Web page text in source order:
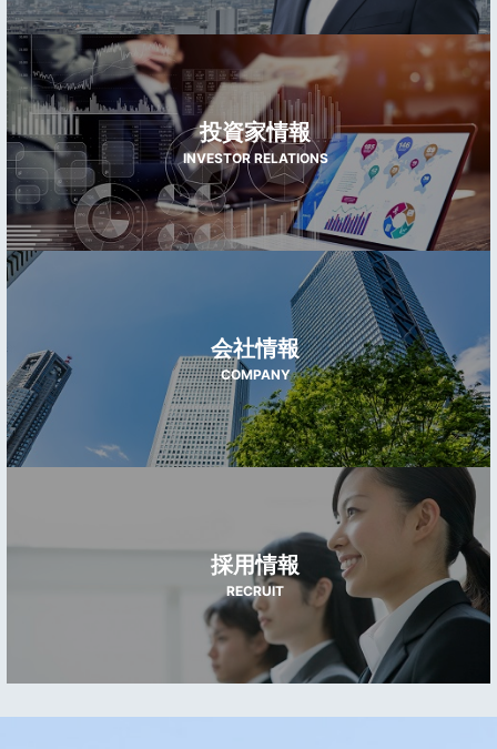
投資家情報
INVESTOR RELATIONS
会社情報
COMPANY
採用情報
RECRUIT